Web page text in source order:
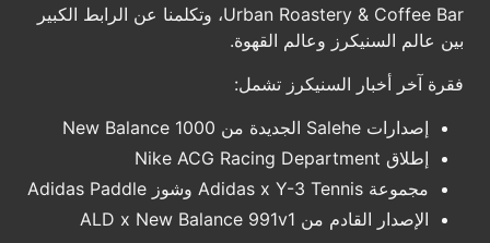
Urban Roastery & Coffee Bar، وتكلمنا عن الرابط الكبير
بين عالم السنيكرز وعالم القهوة.
فقرة آخر أخبار السنيكرز تشمل:
إصدارات Salehe الجديدة من New Balance 1000
إطلاق Nike ACG Racing Department
مجموعة Adidas x Y-3 Tennis وشوز Adidas Paddle
الإصدار القادم من ALD x New Balance 991v1